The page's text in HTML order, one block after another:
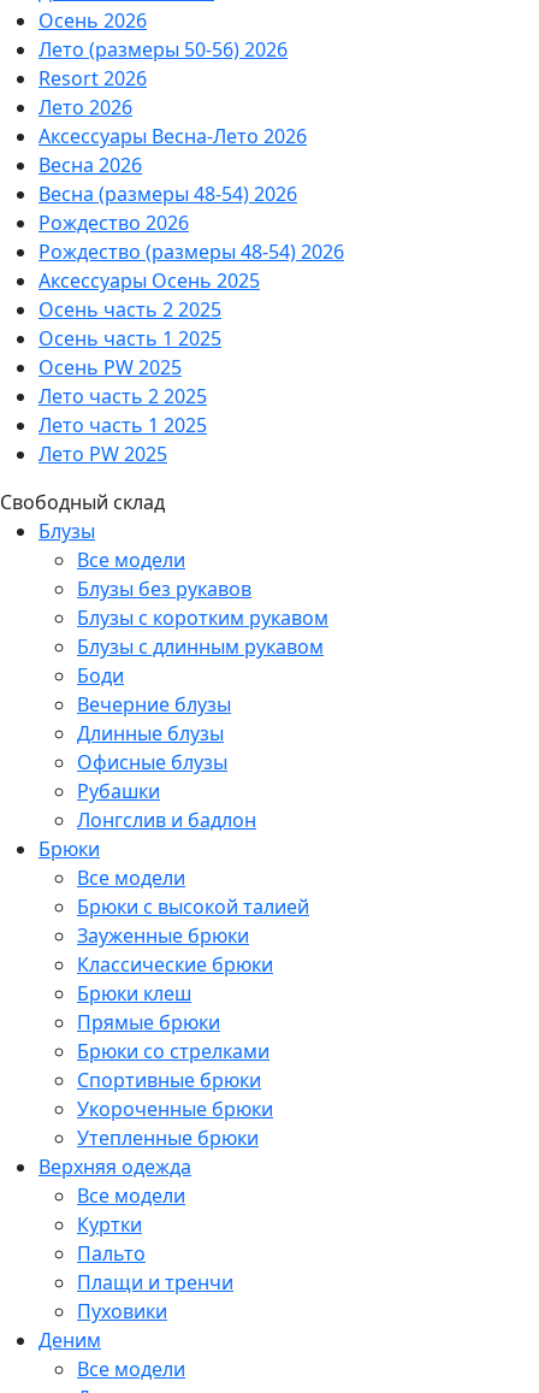
Осень 2026
Лето (размеры 50-56) 2026
Resort 2026
Лето 2026
Аксессуары Весна-Лето 2026
Весна 2026
Весна (размеры 48-54) 2026
Рождество 2026
Рождество (размеры 48-54) 2026
Аксессуары Осень 2025
Осень часть 2 2025
Осень часть 1 2025
Осень PW 2025
Лето часть 2 2025
Лето часть 1 2025
Лето PW 2025
Свободный склад
Блузы
Все модели
Блузы без рукавов
Блузы с коротким рукавом
Блузы с длинным рукавом
Боди
Вечерние блузы
Длинные блузы
Офисные блузы
Рубашки
Лонгслив и бадлон
Брюки
Все модели
Брюки с высокой талией
Зауженные брюки
Классические брюки
Брюки клеш
Прямые брюки
Брюки со стрелками
Спортивные брюки
Укороченные брюки
Утепленные брюки
Верхняя одежда
Все модели
Куртки
Пальто
Плащи и тренчи
Пуховики
Деним
Все модели